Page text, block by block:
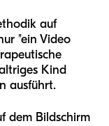
auf
"ein Video
Kind
ausführt.
dem Bildschirm